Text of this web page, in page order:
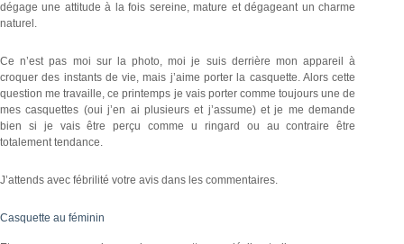
dégage une attitude à la fois sereine, mature et dégageant un charme
naturel.
Ce n’est pas moi sur la photo, moi je suis derrière mon appareil à
croquer des instants de vie, mais j’aime porter la casquette. Alors cette
question me travaille, ce printemps je vais porter comme toujours une de
mes casquettes (oui j’en ai plusieurs et j’assume) et je me demande
bien si je vais être perçu comme u ringard ou au contraire être
totalement tendance.
J’attends avec fébrilité votre avis dans les commentaires.
Casquette au féminin